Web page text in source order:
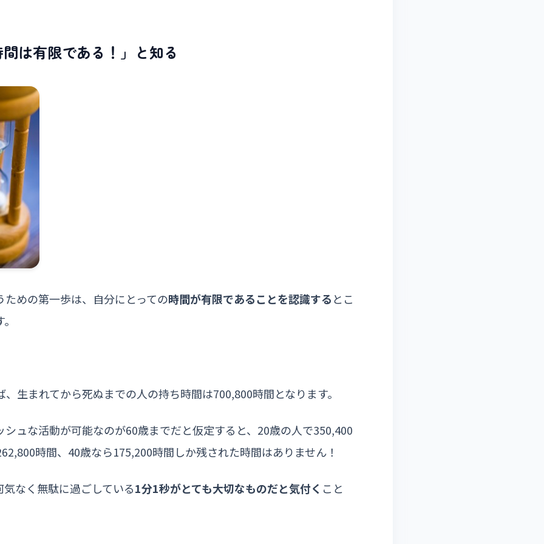
は有限である！」と知る
ための第一歩は、自分にとっての時間が有限であることを認識するとこ
生まれてから死ぬまでの人の持ち時間は700,800時間となります。
シュな活動が可能なのが60歳までだと仮定すると、20歳の人で350,400
時間、40歳なら175,200時間しか残された時間はありません！
なく無駄に過ごしている1分1秒がとても大切なものだと気付く こと